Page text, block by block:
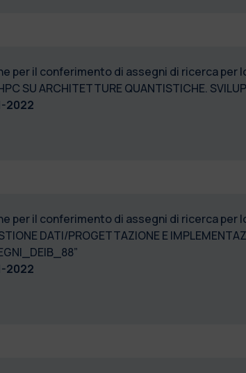
per il conferimento di assegni di ricerca per
SU ARCHITETTURE QUANTISTICHE.
2022
per il conferimento di assegni di ricerca per
DATI/PROGETTAZIONE E
2022